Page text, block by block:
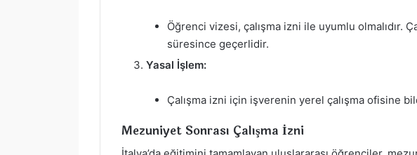
Öğrenci vizesi, çalışma izni ile uyumlu olmalıdır.
süresince geçerlidir.
Yasal İşlem:
Çalışma izni için işverenin yerel çalışma ofisine
Mezuniyet Sonrası Çalışma İzni